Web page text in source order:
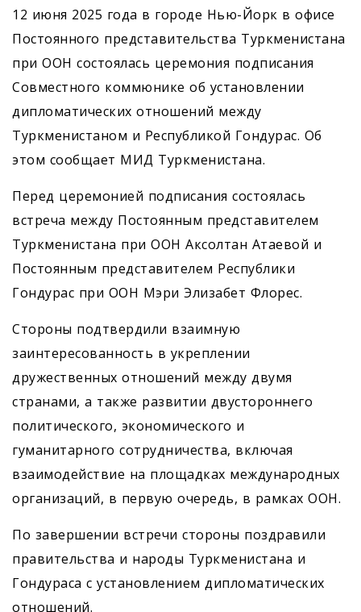
12 июня 2025 года в городе Нью-Йорк в офисе
Постоянного представительства Туркменистана
при ООН состоялась церемония подписания
Совместного коммюнике об установлении
дипломатических отношений между
Туркменистаном и Республикой Гондурас. Об
этом сообщает МИД Туркменистана.
Перед церемонией подписания состоялась
встреча между Постоянным представителем
Туркменистана при ООН Аксолтан Атаевой и
Постоянным представителем Республики
Гондурас при ООН Мэри Элизабет Флорес.
Стороны подтвердили взаимную
заинтересованность в укреплении
дружественных отношений между двумя
странами, а также развитии двустороннего
политического, экономического и
гуманитарного сотрудничества, включая
взаимодействие на площадках международных
организаций, в первую очередь, в рамках ООН.
По завершении встречи стороны поздравили
правительства и народы Туркменистана и
Гондураса с установлением дипломатических
отношений.